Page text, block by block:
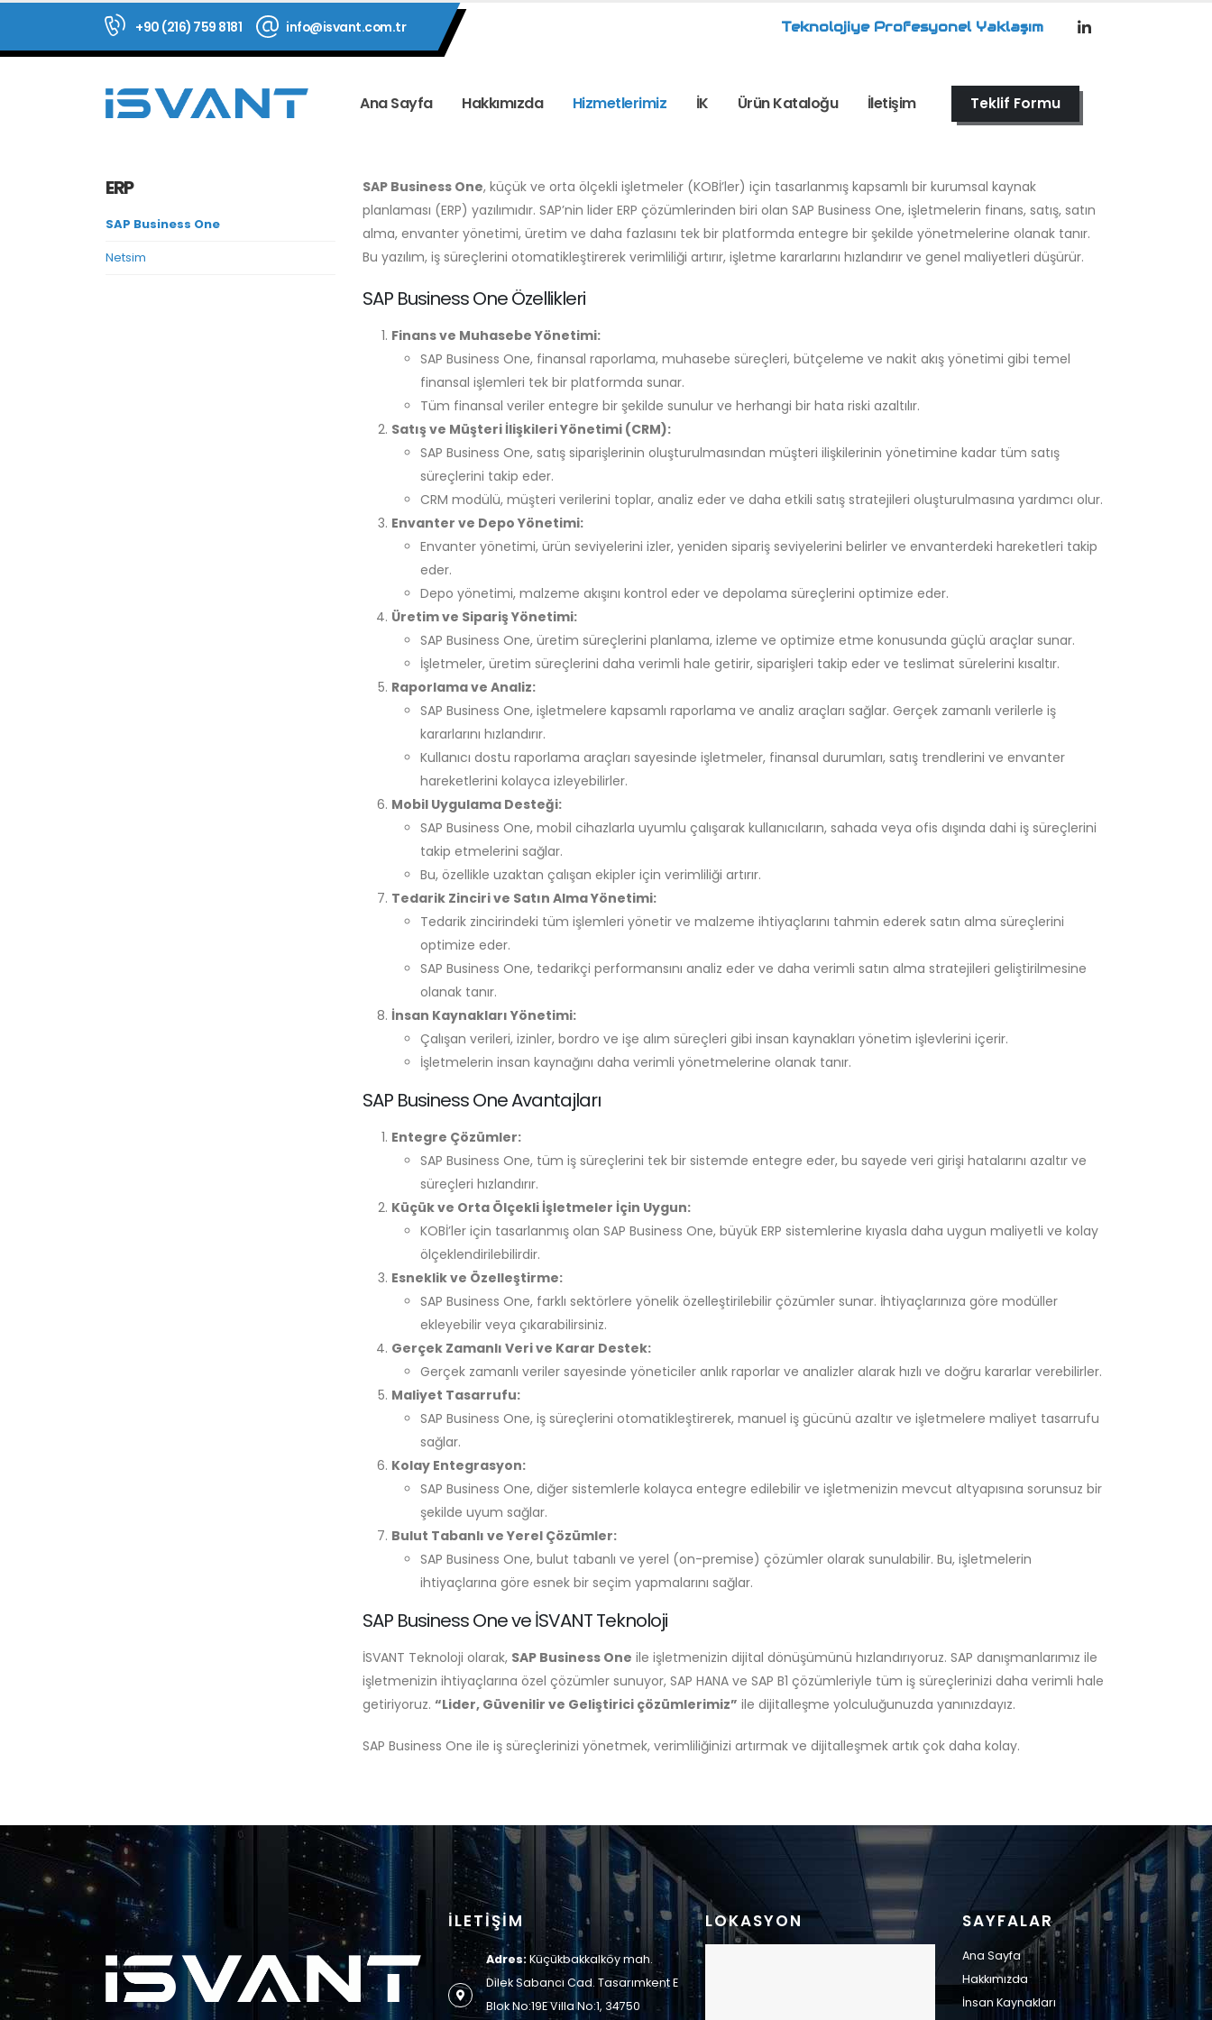
+90 (216) 759 8181 info@isvant.com.tr Teknolojiye Profesyonel Yaklaşım
Ana Sayfa Hakkımızda Hizmetlerimiz İK Ürün Kataloğu İletişim Teklif Formu
SAP Business One, küçük ve orta ölçekli işletmeler (KOBİ’ler) için tasarlanmış kapsamlı bir kurumsal kaynak
planlaması (ERP) yazılımıdır. SAP’nin lider ERP çözümlerinden biri olan SAP Business One, işletmelerin finans, satış, satın
alma, envanter yönetimi, üretim ve daha fazlasını tek bir platformda entegre bir şekilde yönetmelerine olanak tanır.
Bu yazılım, iş süreçlerini otomatikleştirerek verimliliği artırır, işletme kararlarını hızlandırır ve genel maliyetleri düşürür.
SAP Business One Özellikleri
Finans ve Muhasebe Yönetimi:
SAP Business One, finansal raporlama, muhasebe süreçleri, bütçeleme ve nakit akış yönetimi gibi temel
finansal işlemleri tek bir platformda sunar.
Tüm finansal veriler entegre bir şekilde sunulur ve herhangi bir hata riski azaltılır.
Satış ve Müşteri İlişkileri Yönetimi (CRM):
SAP Business One, satış siparişlerinin oluşturulmasından müşteri ilişkilerinin yönetimine kadar tüm satış
süreçlerini takip eder.
CRM modülü, müşteri verilerini toplar, analiz eder ve daha etkili satış stratejileri oluşturulmasına yardımcı olur.
Envanter ve Depo Yönetimi:
Envanter yönetimi, ürün seviyelerini izler, yeniden sipariş seviyelerini belirler ve envanterdeki hareketleri takip
eder.
Depo yönetimi, malzeme akışını kontrol eder ve depolama süreçlerini optimize eder.
Üretim ve Sipariş Yönetimi:
SAP Business One, üretim süreçlerini planlama, izleme ve optimize etme konusunda güçlü araçlar sunar.
İşletmeler, üretim süreçlerini daha verimli hale getirir, siparişleri takip eder ve teslimat sürelerini kısaltır.
Raporlama ve Analiz:
SAP Business One, işletmelere kapsamlı raporlama ve analiz araçları sağlar. Gerçek zamanlı verilerle iş
kararlarını hızlandırır.
Kullanıcı dostu raporlama araçları sayesinde işletmeler, finansal durumları, satış trendlerini ve envanter
hareketlerini kolayca izleyebilirler.
Mobil Uygulama Desteği:
SAP Business One, mobil cihazlarla uyumlu çalışarak kullanıcıların, sahada veya ofis dışında dahi iş süreçlerini
takip etmelerini sağlar.
Bu, özellikle uzaktan çalışan ekipler için verimliliği artırır.
Tedarik Zinciri ve Satın Alma Yönetimi:
Tedarik zincirindeki tüm işlemleri yönetir ve malzeme ihtiyaçlarını tahmin ederek satın alma süreçlerini
optimize eder.
SAP Business One, tedarikçi performansını analiz eder ve daha verimli satın alma stratejileri geliştirilmesine
olanak tanır.
İnsan Kaynakları Yönetimi:
Çalışan verileri, izinler, bordro ve işe alım süreçleri gibi insan kaynakları yönetim işlevlerini içerir.
İşletmelerin insan kaynağını daha verimli yönetmelerine olanak tanır.
SAP Business One Avantajları
Entegre Çözümler:
SAP Business One, tüm iş süreçlerini tek bir sistemde entegre eder, bu sayede veri girişi hatalarını azaltır ve
süreçleri hızlandırır.
Küçük ve Orta Ölçekli İşletmeler İçin Uygun:
KOBİ’ler için tasarlanmış olan SAP Business One, büyük ERP sistemlerine kıyasla daha uygun maliyetli ve kolay
ölçeklendirilebilirdir.
Esneklik ve Özelleştirme:
SAP Business One, farklı sektörlere yönelik özelleştirilebilir çözümler sunar. İhtiyaçlarınıza göre modüller
ekleyebilir veya çıkarabilirsiniz.
Gerçek Zamanlı Veri ve Karar Destek:
Gerçek zamanlı veriler sayesinde yöneticiler anlık raporlar ve analizler alarak hızlı ve doğru kararlar verebilirler.
Maliyet Tasarrufu:
SAP Business One, iş süreçlerini otomatikleştirerek, manuel iş gücünü azaltır ve işletmelere maliyet tasarrufu
sağlar.
Kolay Entegrasyon:
SAP Business One, diğer sistemlerle kolayca entegre edilebilir ve işletmenizin mevcut altyapısına sorunsuz bir
şekilde uyum sağlar.
Bulut Tabanlı ve Yerel Çözümler:
SAP Business One, bulut tabanlı ve yerel (on-premise) çözümler olarak sunulabilir. Bu, işletmelerin
ihtiyaçlarına göre esnek bir seçim yapmalarını sağlar.
SAP Business One ve İSVANT Teknoloji
İSVANT Teknoloji olarak, SAP Business One ile işletmenizin dijital dönüşümünü hızlandırıyoruz. SAP danışmanlarımız ile
işletmenizin ihtiyaçlarına özel çözümler sunuyor, SAP HANA ve SAP B1 çözümleriyle tüm iş süreçlerinizi daha verimli hale
getiriyoruz. “Lider, Güvenilir ve Geliştirici çözümlerimiz” ile dijitalleşme yolculuğunuzda yanınızdayız.
SAP Business One ile iş süreçlerinizi yönetmek, verimliliğinizi artırmak ve dijitalleşmek artık çok daha kolay.
ERP
SAP Business One
Netsim
İLETİŞİM
Adres: Küçükbakkalköy mah.
Dilek Sabancı Cad. Tasarımkent E
Blok No:19E Villa No:1, 34750
LOKASYON SAYFALAR
Ana Sayfa
Hakkımızda
İnsan Kaynakları